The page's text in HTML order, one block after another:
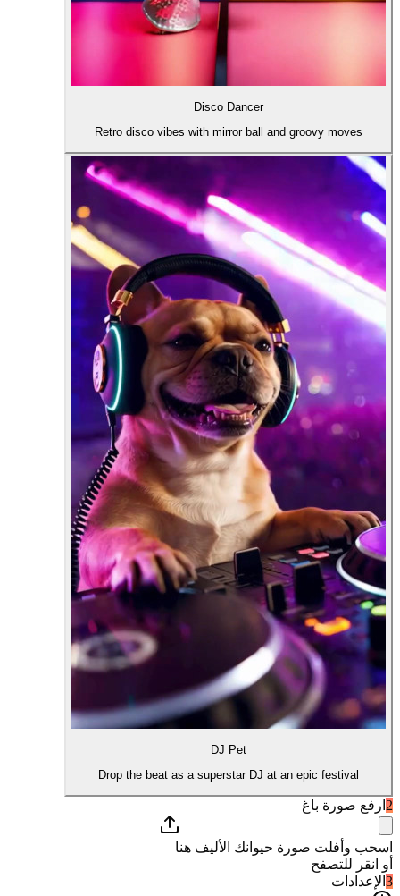
Disco Dancer
Retro disco vibes with mirror ball and groovy moves
DJ Pet
Drop the beat as a superstar DJ at an epic festival
2 ارفع صورة باغ
اسحب وأفلت صورة حيوانك الأليف هنا
أو انقر للتصفح
3 الإعدادات